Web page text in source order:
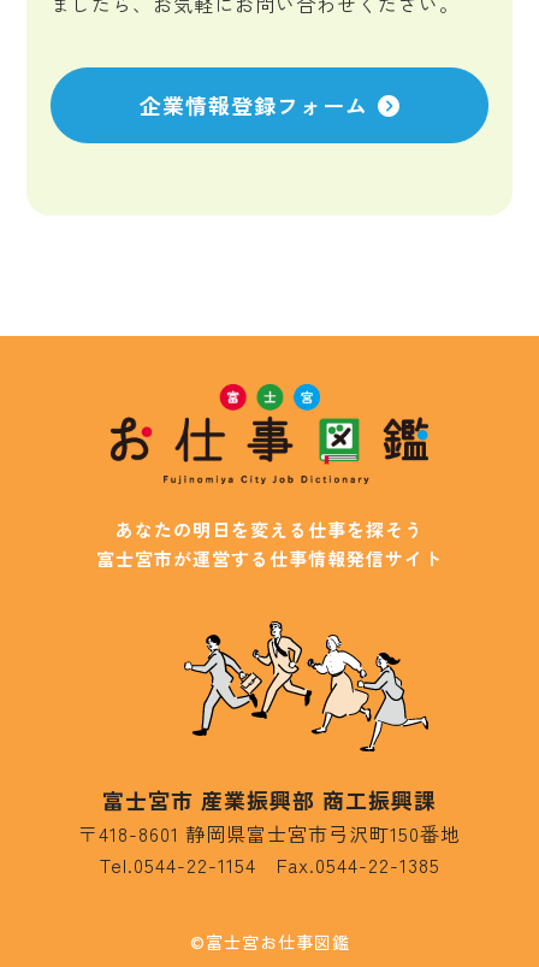
企業情報登録フォーム
あなたの明日を変える仕事を探そう
富士宮市が運営する仕事情報発信サイト
富士宮市 産業振興部 商工振興課
〒418-8601 静岡県富士宮市弓沢町150番地
Tel.0544-22-1154 Fax.0544-22-1385
©富士宮お仕事図鑑